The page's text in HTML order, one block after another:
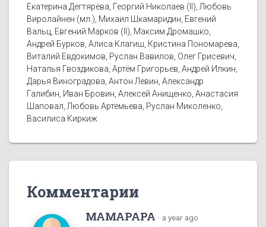
Екатерина Дегтярёва, Георгий Николаев (II), Любовь
Виролайнен (мл.), Михаил Шкамаридин, Евгений
Вальц, Евгений Марков (II), Максим Дромашко,
Андрей Бурков, Алиса Клагиш, Кристина Пономарева,
Виталий Евдокимов, Руслан Вавилов, Олег Грисевич,
Наталья Гвоздикова, Артём Григорьев, Андрей Илкин,
Дарья Виноградова, Антон Левин, Александр
Галибин, Иван Бровин, Алексей Анищенко, Анастасия
Шаповал, Любовь Артемьева, Руслан Миколенко,
Василиса Киркиж
Комментарии
MAMAPAPA · a year ago